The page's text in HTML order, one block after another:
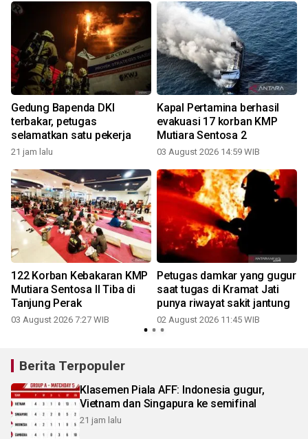
Gedung Bapenda DKI
terbakar, petugas
selamatkan satu pekerja
21 jam lalu
Kapal Pertamina berhasil
evakuasi 17 korban KMP
Mutiara Sentosa 2
03 August 2026 14:59 WIB
122 Korban Kebakaran KMP
Mutiara Sentosa II Tiba di
Tanjung Perak
03 August 2026 7:27 WIB
Petugas damkar yang gugur
saat tugas di Kramat Jati
punya riwayat sakit jantung
02 August 2026 11:45 WIB
Berita Terpopuler
Klasemen Piala AFF: Indonesia gugur,
Vietnam dan Singapura ke semifinal
21 jam lalu